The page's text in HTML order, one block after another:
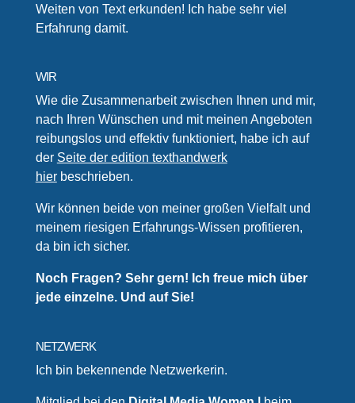
Weiten von Text erkunden! Ich habe sehr viel
Erfahrung damit.
WIR
Wie die Zusammenarbeit zwischen Ihnen und mir,
nach Ihren Wünschen und mit meinen Angeboten
reibungslos und effektiv funktioniert, habe ich auf
der Seite der edition texthandwerk
hierbeschrieben.
Wir können beide von meiner großen Vielfalt und
meinem riesigen Erfahrungs-Wissen profitieren,
da bin ich sicher.
Noch Fragen? Sehr gern! Ich freue mich über
jede einzelne. Und auf Sie!
NETZWERK
Ich bin bekennende Netzwerkerin.